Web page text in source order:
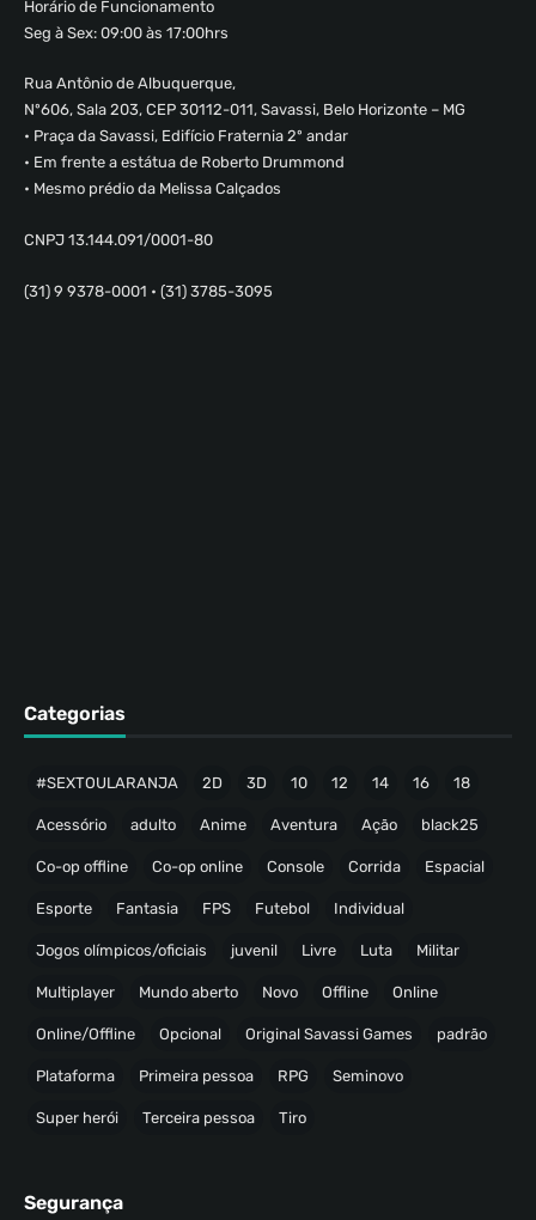
Horário de Funcionamento
Seg à Sex: 09:00 às 17:00hrs
Rua Antônio de Albuquerque,
Nº606, Sala 203, CEP 30112-011, Savassi, Belo Horizonte – MG
• Praça da Savassi, Edifício Fraternia 2º andar
• Em frente a estátua de Roberto Drummond
• Mesmo prédio da Melissa Calçados
CNPJ 13.144.091/0001-80
(31) 9 9378-0001 • (31) 3785-3095
Categorias
#SEXTOULARANJA 2D 3D 10 12 14 16 18
Acessório adulto Anime Aventura Ação black25
Co-op offline Co-op online Console Corrida Espacial
Esporte Fantasia FPS Futebol Individual
Jogos olímpicos/oficiais juvenil Livre Luta Militar
Multiplayer Mundo aberto Novo Offline Online
Online/Offline Opcional Original Savassi Games padrão
Plataforma Primeira pessoa RPG Seminovo
Super herói Terceira pessoa Tiro
Segurança